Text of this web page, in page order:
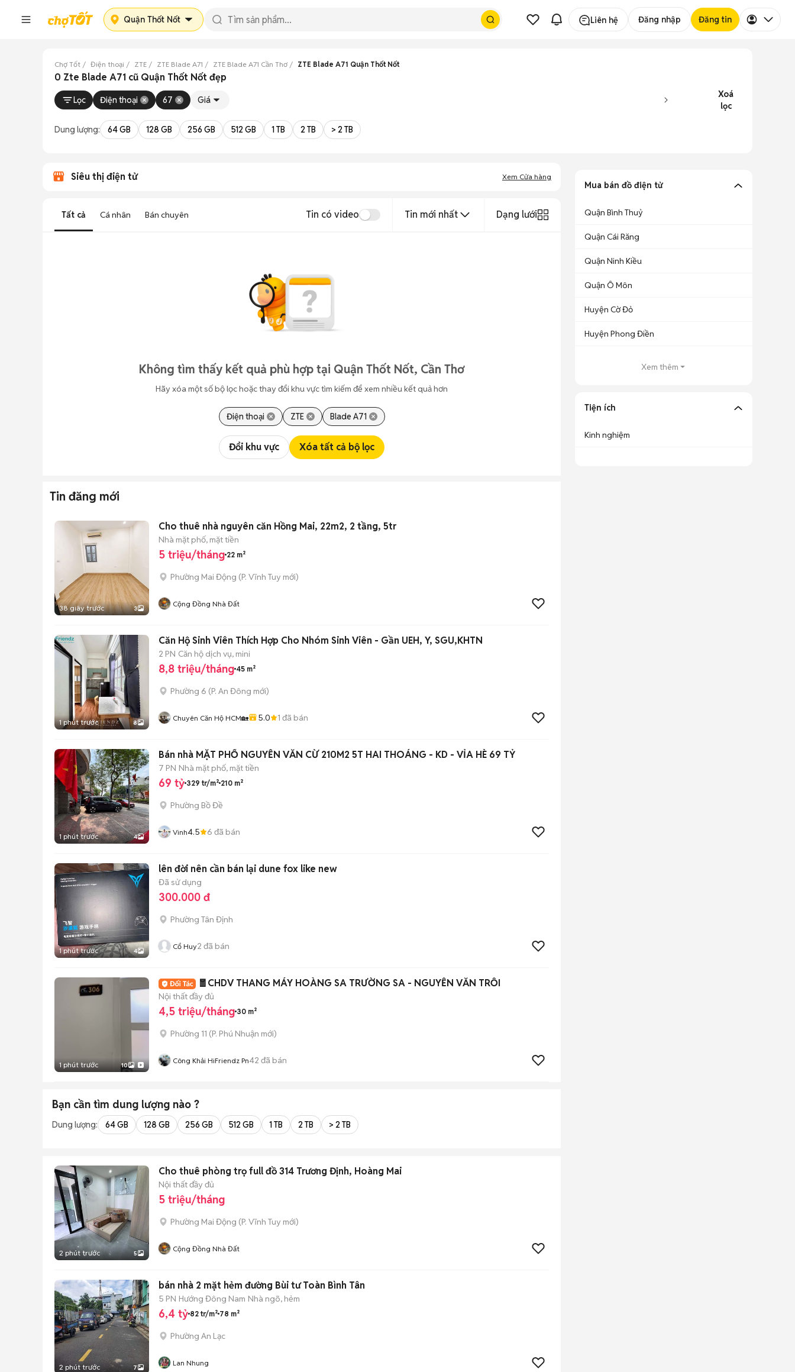
Quận Thốt Nốt Liên hệ Đăng nhập Đăng tin
Chợ Tốt Điện thoại ZTE ZTE Blade A71 ZTE Blade A71 Cần Thơ ZTE Blade A71 Quận Thốt Nốt
0 Zte Blade A71 cũ Quận Thốt Nốt đẹp
Lọc Điện thoại 67 Giá
Xoá
lọc
Dung lượng: 64 GB 128 GB 256 GB 512 GB 1 TB 2 TB > 2 TB
Siêu thị điện tử Xem Cửa hàng
Tất cả Cá nhân Bán chuyên Tin có video Tin mới nhất Dạng lưới
Không tìm thấy kết quả phù hợp tại Quận Thốt Nốt, Cần Thơ
Hãy xóa một số bộ lọc hoặc thay đổi khu vực tìm kiếm để xem nhiều kết quả hơn
Điện thoại ZTE Blade A71
Đổi khu vực Xóa tất cả bộ lọc
Tin đăng mới
38 giây trước 3
Cho thuê nhà nguyên căn Hồng Mai, 22m2, 2 tầng, 5tr
Nhà mặt phố, mặt tiền
5 triệu/tháng 22 m²
Phường Mai Động (P. Vĩnh Tuy mới)
Cộng Đồng Nhà Đất
1 phút trước 8
Căn Hộ Sinh Viên Thích Hợp Cho Nhóm Sinh Viên - Gần UEH, Y, SGU,KHTN
2 PN Căn hộ dịch vụ, mini
8,8 triệu/tháng 45 m²
Phường 6 (P. An Đông mới)
Chuyên Căn Hộ HCM🏡 5.0 1 đã bán
1 phút trước 4
Bán nhà MẶT PHỐ NGUYỄN VĂN CỪ 210M2 5T HAI THOÁNG - KD - VỈA HÈ 69 TỶ
7 PN Nhà mặt phố, mặt tiền
69 tỷ 329 tr/m² 210 m²
Phường Bồ Đề
Vinh4.5 6 đã bán
1 phút trước 4
lên đời nên cần bán lại dune fox like new
Đã sử dụng
300.000 đ
Phường Tân Định
Cổ Huy2 đã bán
1 phút trước 10
🧧CHDV THANG MÁY HOÀNG SA TRƯỜNG SA - NGUYỄN VĂN TRỖI
Nội thất đầy đủ
4,5 triệu/tháng 30 m²
Phường 11 (P. Phú Nhuận mới)
Công Khải HiFriendz Pn42 đã bán
Bạn cần tìm dung lượng nào ?
Dung lượng: 64 GB 128 GB 256 GB 512 GB 1 TB 2 TB > 2 TB
2 phút trước 5
Cho thuê phòng trọ full đồ 314 Trương Định, Hoàng Mai
Nội thất đầy đủ
5 triệu/tháng
Phường Mai Động (P. Vĩnh Tuy mới)
Cộng Đồng Nhà Đất
2 phút trước 7
bán nhà 2 mặt hẻm đường Bùi tư Toàn Bình Tân
5 PN Hướng Đông Nam Nhà ngõ, hẻm
6,4 tỷ 82 tr/m² 78 m²
Phường An Lạc
Lan Nhung
Mua bán đồ điện tử
Quận Bình Thuỷ
Quận Cái Răng
Quận Ninh Kiều
Quận Ô Môn
Huyện Cờ Đỏ
Huyện Phong Điền
Xem thêm
Tiện ích
Kinh nghiệm